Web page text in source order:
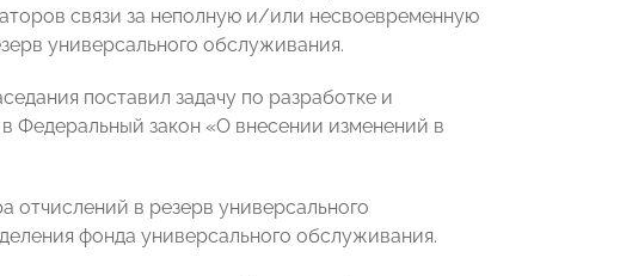
связи за неполную и/или несвоевременную
универсального обслуживания.
поставил задачу по разработке и
Федеральный закон «О внесении изменений в
отчислений в резерв универсального
фонда универсального обслуживания.